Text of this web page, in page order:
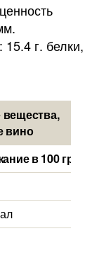
г. белки,
вино
в 100